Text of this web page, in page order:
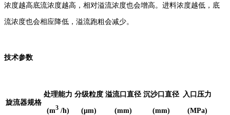
浓度越高底流浓度越高，相对溢流浓度也会增高。进料浓度越低，底
流浓度也会相应降低，溢流跑粗会减少。
技术参数
旋流器规格
处理能力
(m3 /h)
分级粒度
(μm)
溢流口直径
(mm)
沉沙口直径
(mm)
入口压力
(MPa)